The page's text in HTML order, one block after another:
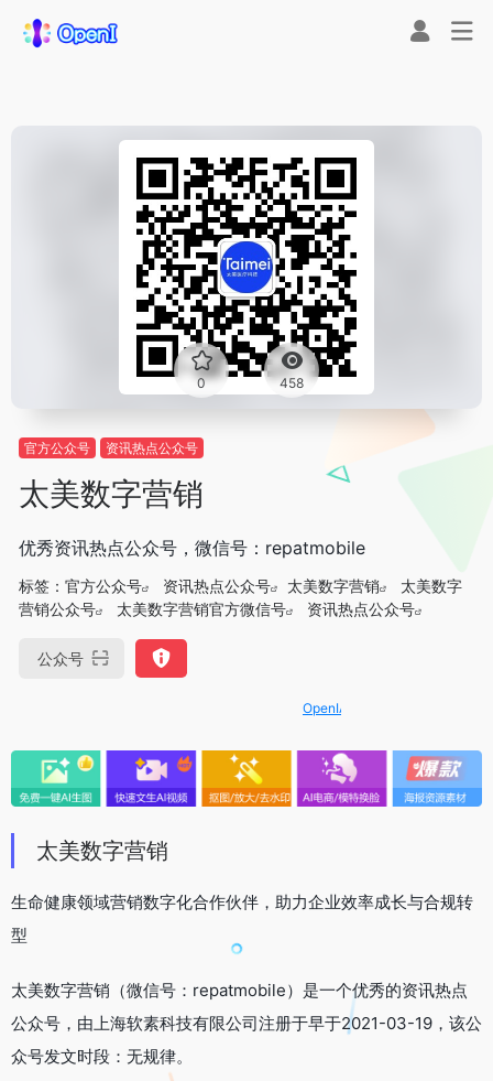
0 458
官方公众号 资讯热点公众号
太美数字营销
优秀资讯热点公众号，微信号：repatmobile
标签： 官方公众号 资讯热点公众号 太美数字营销
太美数字
营销公众号
太美数字营销官方微信号 资讯热点公众号
公众号
OpenIAPI，一站式大模型API聚合平
太美数字营销
生命健康领域营销数字化合作伙伴，助力企业效率成长与合规转
型
太美数字营销（微信号：repatmobile）是一个优秀的资讯热点
公众号，由上海软素科技有限公司注册于早于2021-03-19，该公
众号发文时段：无规律。